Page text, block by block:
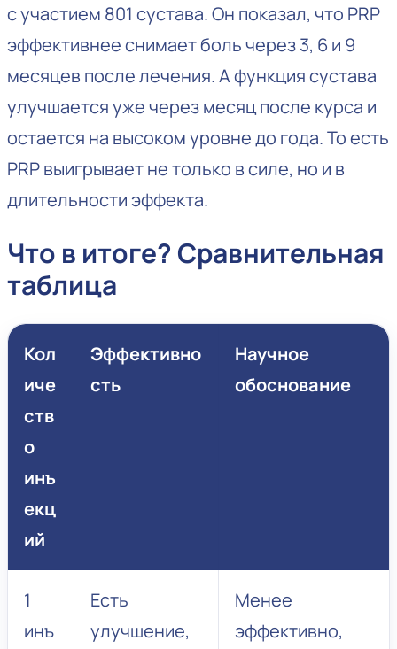
с участием 801 сустава. Он показал, что PRP
эффективнее снимает боль через 3, 6 и 9
месяцев после лечения. А функция сустава
улучшается уже через месяц после курса и
остается на высоком уровне до года. То есть
PRP выигрывает не только в силе, но и в
длительности эффекта.
Что в итоге? Сравнительная
таблица
Кол
иче
ств
о
инъ
екц
ий
Эффективно
сть
Научное
обоснование
1
инъ
Есть
улучшение,
Менее
эффективно,